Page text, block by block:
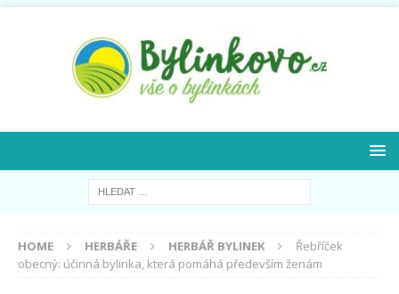
HOME HERBÁŘE HERBÁŘ BYLINEK
Řebříček
obecný: účinná bylinka, která pomáhá především ženám